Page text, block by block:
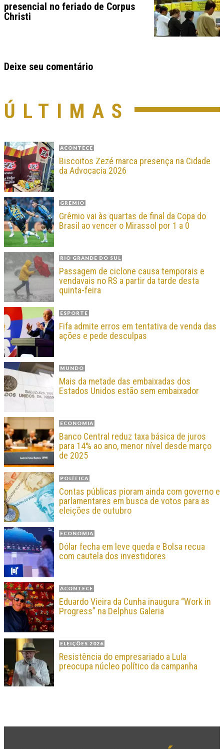
presencial no feriado de Corpus
Christi
Deixe seu comentário
ÚLTIMAS
ACONTECE
Biscoitos Zezé marca presença na Cidade
da Advocacia 2026
GRÊMIO
Grêmio vai às quartas de final da Copa do
Brasil ao vencer o Mirassol por 1 a 0
RIO GRANDE DO SUL
Passagem de ciclone causa temporais e
vendavais no RS a partir da tarde desta
quinta-feira
ESPORTE
Fifa admite erros em tentativa de venda das
ações e pede desculpas
MUNDO
Mais da metade das embaixadas dos
Estados Unidos estão sem embaixador
ECONOMIA
Banco Central reduz taxa básica de juros
para 14% ao ano, menor nível desde março
de 2025
POLÍTICA
Contas públicas pioram ainda com governo e
parlamentares em busca de votos para as
eleições de outubro
ECONOMIA
Dólar fecha em leve queda e Bolsa recua
com cautela dos investidores
ACONTECE
Eduardo Vieira da Cunha inaugura “Work in
Progress” na Delphus Galeria
ELEIÇÕES 2026
Resistência do empresariado a Lula
preocupa núcleo político da campanha